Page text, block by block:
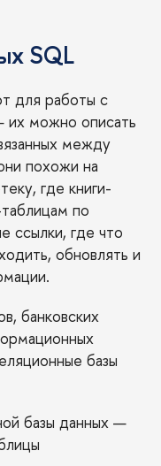
SQL
для работы с
их можно описать
между
похожи на
где книги-
по
ссылки, где что
обновлять и
банковских
базы
базы данных —